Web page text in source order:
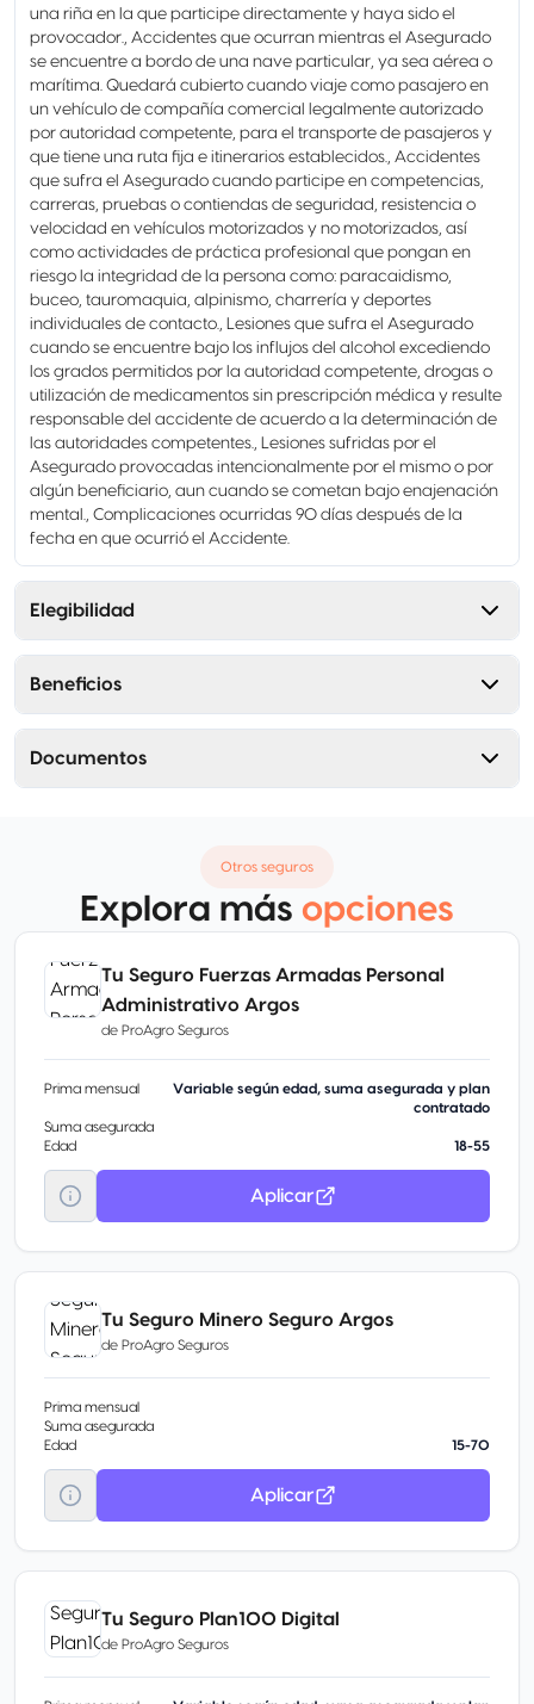
una riña en la que participe directamente y haya sido el
provocador., Accidentes que ocurran mientras el Asegurado
se encuentre a bordo de una nave particular, ya sea aérea o
marítima. Quedará cubierto cuando viaje como pasajero en
un vehículo de compañía comercial legalmente autorizado
por autoridad competente, para el transporte de pasajeros y
que tiene una ruta fija e itinerarios establecidos., Accidentes
que sufra el Asegurado cuando participe en competencias,
carreras, pruebas o contiendas de seguridad, resistencia o
velocidad en vehículos motorizados y no motorizados, así
como actividades de práctica profesional que pongan en
riesgo la integridad de la persona como: paracaidismo,
buceo, tauromaquia, alpinismo, charrería y deportes
individuales de contacto., Lesiones que sufra el Asegurado
cuando se encuentre bajo los influjos del alcohol excediendo
los grados permitidos por la autoridad competente, drogas o
utilización de medicamentos sin prescripción médica y resulte
responsable del accidente de acuerdo a la determinación de
las autoridades competentes., Lesiones sufridas por el
Asegurado provocadas intencionalmente por el mismo o por
algún beneficiario, aun cuando se cometan bajo enajenación
mental., Complicaciones ocurridas 90 días después de la
fecha en que ocurrió el Accidente.
Elegibilidad
Beneficios
Documentos
Otros seguros
Explora más opciones
Tu Seguro Fuerzas Armadas Personal
Administrativo Argos
de ProAgro Seguros
Prima mensual
Variable según edad, suma asegurada y plan
contratado
Suma asegurada
Edad
18-55
Aplicar
Tu Seguro Minero Seguro Argos
de ProAgro Seguros
Prima mensual
Suma asegurada
Edad
15-70
Aplicar
Tu Seguro Plan100 Digital
de ProAgro Seguros